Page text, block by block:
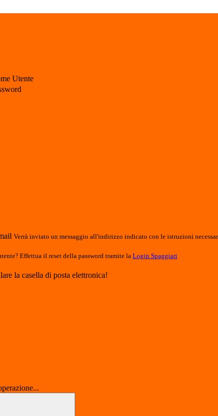
Utente
Verrà inviato un messaggio all'indirizzo indicato con le istruzioni
Effettua il reset della password tramite la Login Spaggiari
la casella di posta elettronica!